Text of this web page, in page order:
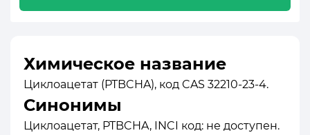
Химическое название
Циклоацетат (PTBCHA), код CAS 32210-23-4.
Синонимы
Циклоацетат, PTBCHA, INCI код: не доступен.